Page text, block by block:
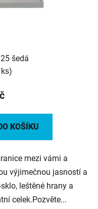
šedá
KOŠÍKU
mezi vámi a
výjimečnou jasností a
leštěné hrany a
celek.Pozvěte...